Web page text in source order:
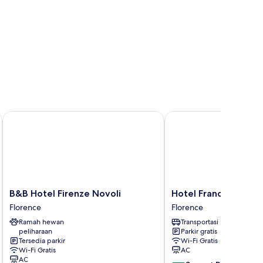
B&B
Hotel
Firenze
Novoli
Florence
B&B Hotel Firenze Novoli
Florence
Ramah hewan
peliharaan
Tersedia parkir
Wi-Fi Gratis
AC
B&B Hotel Firenze Novoli
Hotel
Franchi
Florence
Hotel Franchi
Florence
Transportasi bandara
Parkir gratis
Wi-Fi Gratis
AC
Hotel Franchi